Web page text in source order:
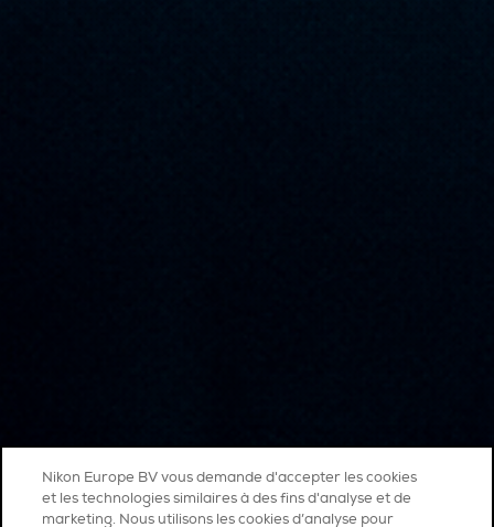
Nikon Europe BV vous demande d'accepter les cookies
et les technologies similaires à des fins d'analyse et de
marketing. Nous utilisons les cookies d’analyse pour